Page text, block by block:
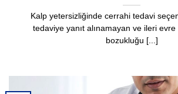
Kalp yetersizliğinde cerrahi tedavi
tedaviye yanıt alınamayan ve ileri
bozukluğu [...]